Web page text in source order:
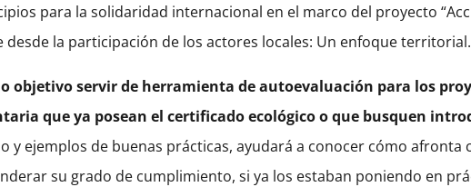
para la solidaridad internacional en el marco del proyecto
la participación de los actores locales: Un enfoque territorial.
objetivo servir de herramienta de autoevaluación para los
que ya posean el certificado ecológico o que busquen
y ejemplos de buenas prácticas, ayudará a conocer cómo afronta
su grado de cumplimiento, si ya los estaban poniendo en